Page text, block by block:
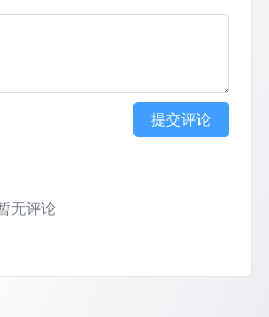
提交评论
无评论